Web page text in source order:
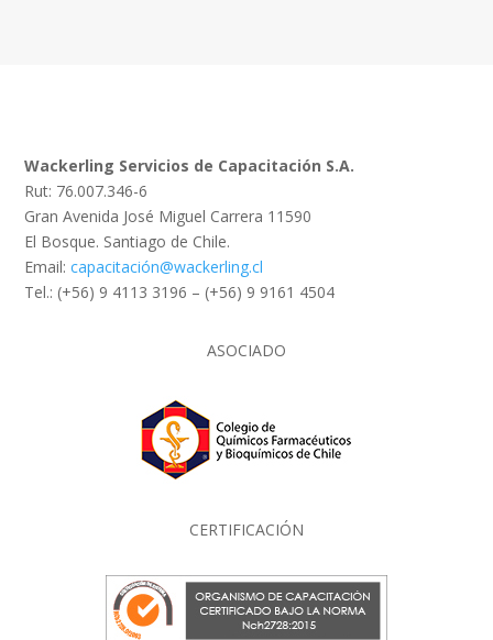
Wackerling Servicios de Capacitación S.A.
Rut: 76.007.346-6
Gran Avenida José Miguel Carrera 11590
El Bosque. Santiago de Chile.
Email:capacitación@wackerling.cl
Tel.: (+56) 9 4113 3196 – (+56) 9 9161 4504
ASOCIADO
CERTIFICACIÓN